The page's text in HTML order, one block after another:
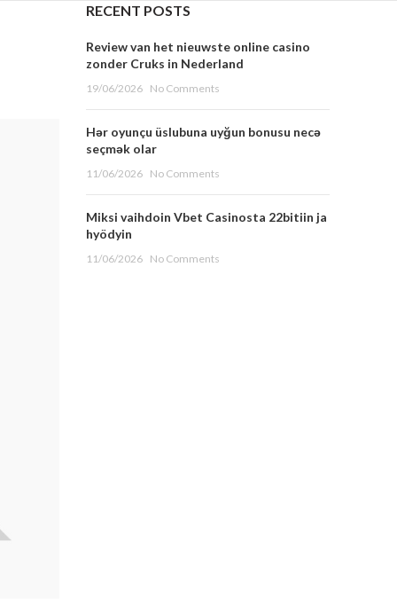
RECENT POSTS
Review van het nieuwste online casino
zonder Cruks in Nederland
19/06/2026 No Comments
Hər oyunçu üslubuna uyğun bonusu necə
seçmək olar
11/06/2026 No Comments
Miksi vaihdoin Vbet Casinosta 22bitiin ja
hyödyin
11/06/2026 No Comments